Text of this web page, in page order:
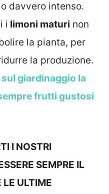
davvero intenso.
i limoni maturi non
la pianta, per
la produzione.
giardinaggio la
frutti gustosi
I NOSTRI
SEMPRE IL
LE ULTIME